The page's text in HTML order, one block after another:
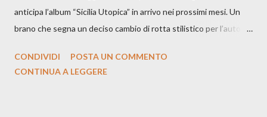
anticipa l’album “Sicilia Utopica” in arrivo nei prossimi mesi. Un
brano che segna un deciso cambio di rotta stilistico per l’autore
testo ibrido tra italiano e siciliano, e un’urgenza espressiva che
CONDIVIDI
POSTA UN COMMENTO
CONTINUA A LEGGERE